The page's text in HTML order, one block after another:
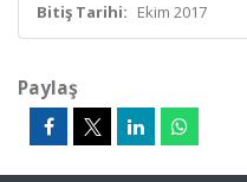
Bitiş Tarihi: Ekim 2017
Paylaş